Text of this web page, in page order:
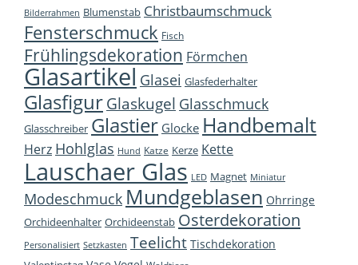
Bilderrahmen Blumenstab Christbaumschmuck
Fensterschmuck Fisch
Frühlingsdekoration Förmchen
Glasartikel Glasei Glasfederhalter
Glasfigur Glaskugel Glasschmuck
Glasschreiber Glastier Glocke Handbemalt
Herz Hohlglas Hund Katze Kerze Kette
Lauschaer Glas LED Magnet Miniatur
Modeschmuck Mundgeblasen Ohrringe
Orchideenhalter Orchideenstab Osterdekoration
Personalisiert Setzkasten Teelicht Tischdekoration